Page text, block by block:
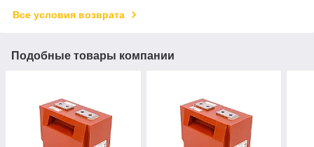
Все условия возврата
Подобные товары компании